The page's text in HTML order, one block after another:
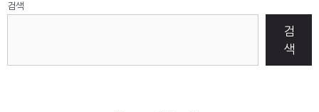
검색
검
색